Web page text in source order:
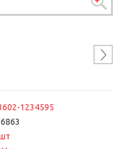
1234595